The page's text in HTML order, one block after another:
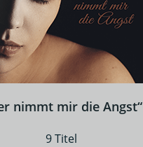
nimmt mir die Angst“
9 Titel